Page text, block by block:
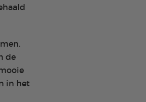
de
in het